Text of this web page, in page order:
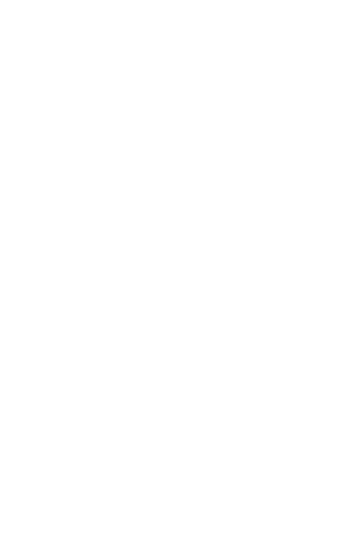
в легкий кусторез. Для
в режиме садовых ножниц, так и в
Ручка ножниц прорезинена для
на покупку дополнительных
В комплекте с устройством